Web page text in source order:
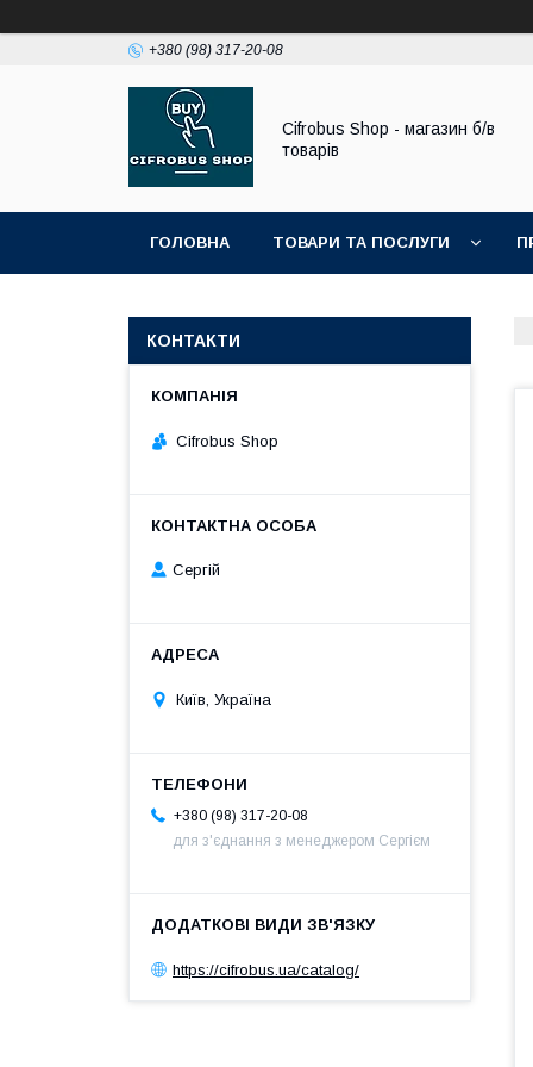
+380 (98) 317-20-08
Cifrobus Shop - магазин б/в
товарів
ГОЛОВНА ТОВАРИ ТА ПОСЛУГИ
КОНТАКТИ
Cifrobus Shop
Сергій
Київ, Україна
+380 (98) 317-20-08
для з'єднання з менеджером Сергієм
https://cifrobus.ua/catalog/